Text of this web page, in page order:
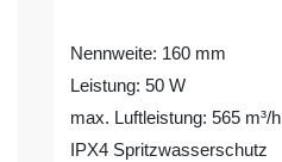
Nennweite: 160 mm
Leistung: 50 W
max. Luftleistung: 565 m³/h
IPX4 Spritzwasserschutz